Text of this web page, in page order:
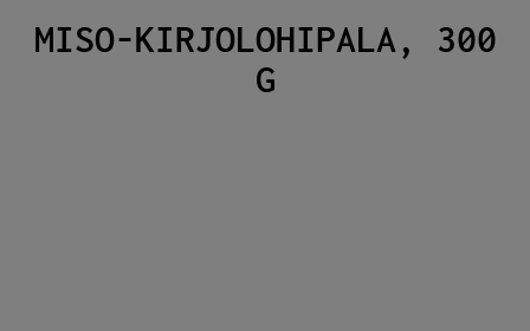
MISO-KIRJOLOHIPALA, 300
G